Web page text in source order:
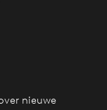
nieuwe